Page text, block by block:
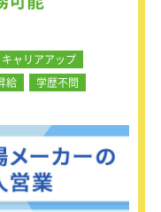
下ろし
(塗装、研磨等)
配送となりま
必須)
合いのある既存
客との中長期的
分ならではの介
とが特徴です。
キャリアアップ
給
学歴不問